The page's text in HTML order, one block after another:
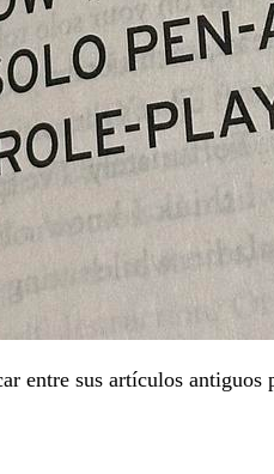
entre sus artículos